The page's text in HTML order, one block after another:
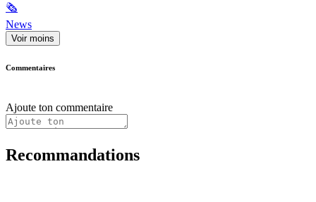
🗞
News
Voir moins
Commentaires
Ajoute ton commentaire
Recommandations